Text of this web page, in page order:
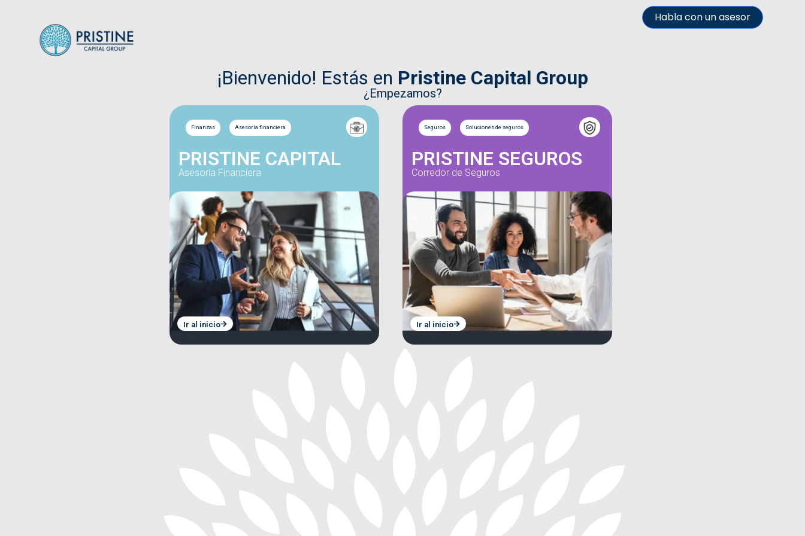
Habla con un asesor
¡Bienvenido! Estás en Pristine Capital Group
¿Empezamos?
Finanzas Asesoría financiera
PRISTINE CAPITAL
Asesoría Financiera
Ir al inicio
Seguros Soluciones de seguros
PRISTINE SEGUROS
Corredor de Seguros
Ir al inicio